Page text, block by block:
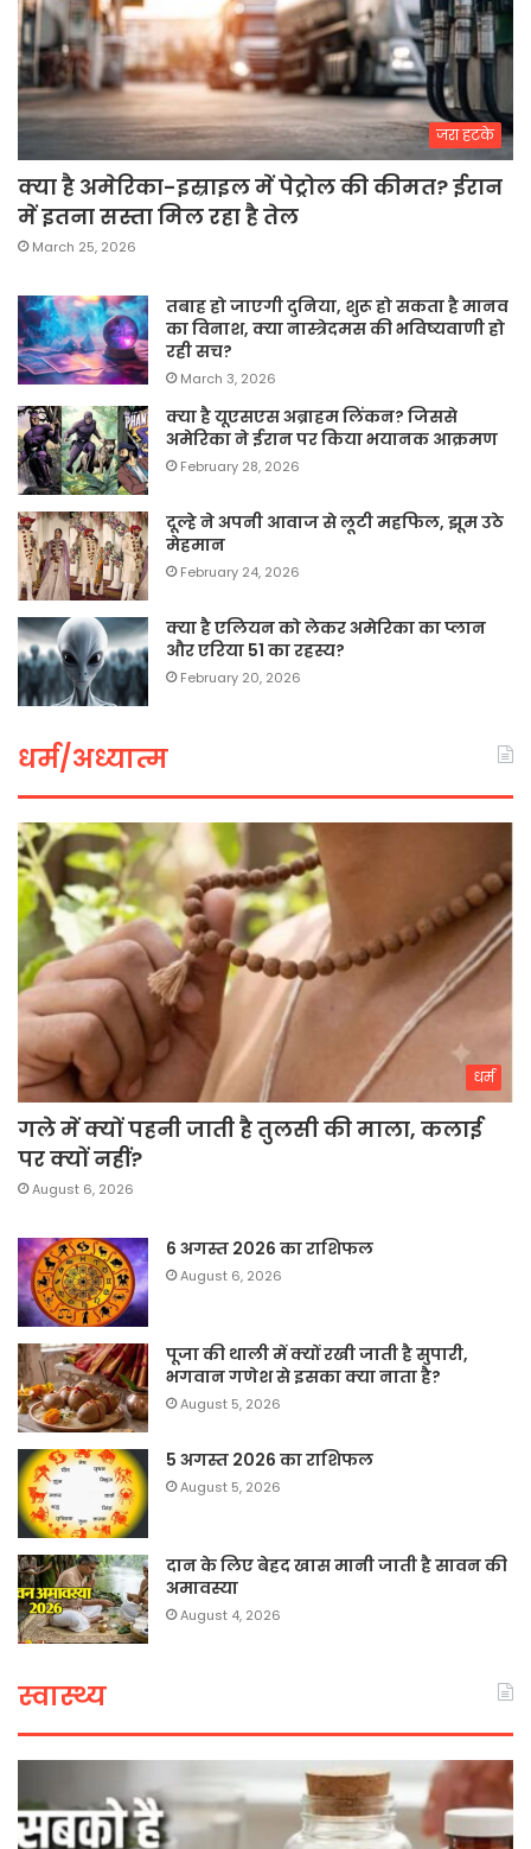
जरा हटके
क्या है अमेरिका-इस्राइल में पेट्रोल की कीमत? ईरान
में इतना सस्ता मिल रहा है तेल
March 25, 2026
तबाह हो जाएगी दुनिया, शुरू हो सकता है मानव
का विनाश, क्या नास्त्रेदमस की भविष्यवाणी हो
रही सच?
March 3, 2026
क्या है यूएसएस अब्राहम लिंकन? जिससे
अमेरिका ने ईरान पर किया भयानक आक्रमण
February 28, 2026
दूल्हे ने अपनी आवाज से लूटी महफिल, झूम उठे
मेहमान
February 24, 2026
क्या है एलियन को लेकर अमेरिका का प्लान
और एरिया 51 का रहस्य?
February 20, 2026
धर्म/अध्यात्म
धर्म
गले में क्यों पहनी जाती है तुलसी की माला, कलाई
पर क्यों नहीं?
August 6, 2026
6 अगस्त 2026 का राशिफल
August 6, 2026
पूजा की थाली में क्यों रखी जाती है सुपारी,
भगवान गणेश से इसका क्या नाता है?
August 5, 2026
5 अगस्त 2026 का राशिफल
August 5, 2026
दान के लिए बेहद खास मानी जाती है सावन की
अमावस्या
August 4, 2026
स्वास्थ्य